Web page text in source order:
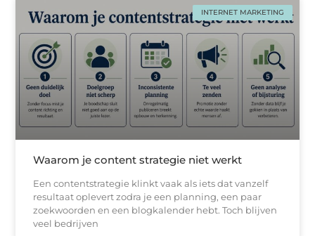
INTERNET MARKETING
Waarom je content strategie niet werkt
Een contentstrategie klinkt vaak als iets dat vanzelf
resultaat oplevert zodra je een planning, een paar
zoekwoorden en een blogkalender hebt. Toch blijven
veel bedrijven